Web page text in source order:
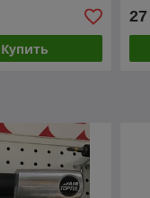
Купить
27